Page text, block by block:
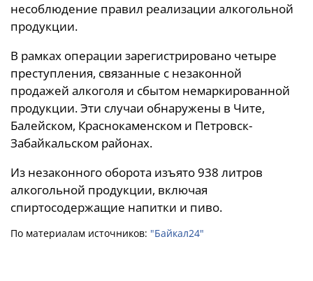
несоблюдение правил реализации алкогольной
продукции.
В рамках операции зарегистрировано четыре
преступления, связанные с незаконной
продажей алкоголя и сбытом немаркированной
продукции. Эти случаи обнаружены в Чите,
Балейском, Краснокаменском и Петровск-
Забайкальском районах.
Из незаконного оборота изъято 938 литров
алкогольной продукции, включая
спиртосодержащие напитки и пиво.
По материалам источников: "Байкал24"